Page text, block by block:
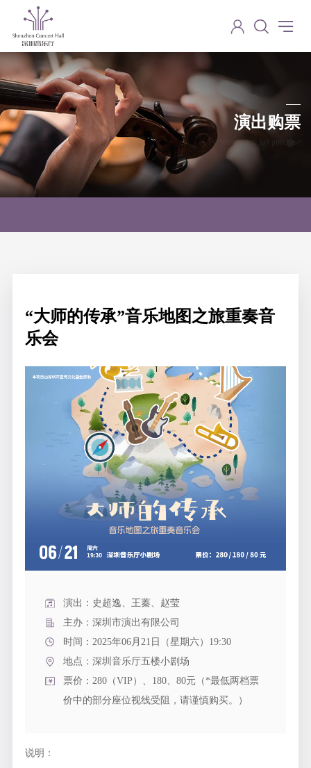
演出购票
Performance ticket purchase
“大师的传承”音乐地图之旅重奏音
乐会
演出：史超逸、王蓁、赵莹
主办：深圳市演出有限公司
时间：2025年06月21日（星期六）19:30
地点： 深圳音乐厅五楼小剧场
票价：280（VIP）、180、80元（*最低两档票
价中的部分座位视线受阻，请谨慎购买。）
说明：